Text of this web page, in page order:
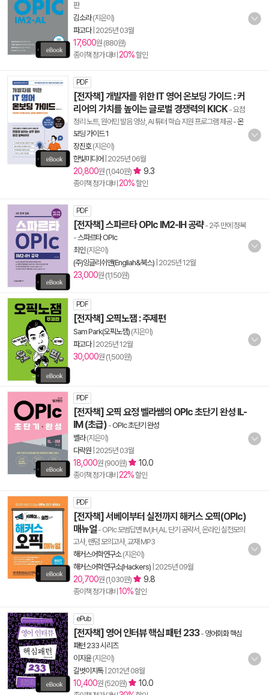
판
김소라(지은이)
파고다| 2025년 03월
17,600원 (880원)
종이책 정가 대비 20%할인
PDF
[전자책] 개발자를 위한 IT 영어 온보딩 가이드 : 커
리어의 가치를 높이는 글로벌 경쟁력의 KICK- 요점
정리 노트, 원어민 발음 영상, AI 튜터 학습 지원 프로그램 제공-온
보딩 가이드 1
장진호(지은이)
한빛미디어 2025년 06월
20,800원 (1,040원) 9.3
종이책 정가 대비 20%할인
PDF
[전자책] 스파르타 OPIc IM2-IH 공략- 2주 만에 정복
-스파르타 OPIc
최인 (지은이)
(주)잉글리쉬앤(Engliah&북스) 2025년 12월
23,000원 (1,150원)
PDF
[전자책] 오픽노잼 : 주제편
Sam Park(오픽노잼) (지은이)
파고다| 2025년 12월
30,000원 (1,500원)
PDF
[전자책] 오픽 요정 벨라쌤의 OPIc 초단기 완성 IL-
IM (초급) -OPIc 초단기 완성
벨라(지은이)
다락원 2025년 03월
18,000원 (900원) 10.0
종이책 정가 대비 22%할인
PDF
[전자책] 서베이부터 실전까지 해커스 오픽(OPIc)
매뉴얼 - OPIc 모범답변 IM,IH,AL 단기 공략서, 온라인 실전모의
고사, 랜덤 모의고사, 교재 MP3
해커스어학연구소(지은이)
해커스어학연구소(Hackers) 2025년 09월
20,700원 (1,030원) 9.8
종이책 정가 대비 10%할인
ePub
[전자책] 영어 인터뷰 핵심 패턴 233- 영어회화 핵심
패턴 233 시리즈
이지윤(지은이)
길벗이지톡| 2012년 08월
10,400원 (520원) 10.0